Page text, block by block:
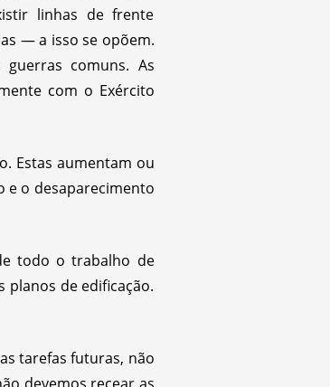
linhas de frente
— a isso se opõem.
comuns. As
com o Exército
Estas aumentam ou
e o desaparecimento
todo o trabalho de
planos de edificação.
tarefas futuras, não